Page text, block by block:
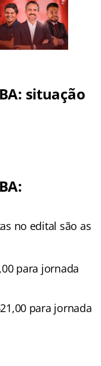
situação
no edital são as
para jornada
para jornada